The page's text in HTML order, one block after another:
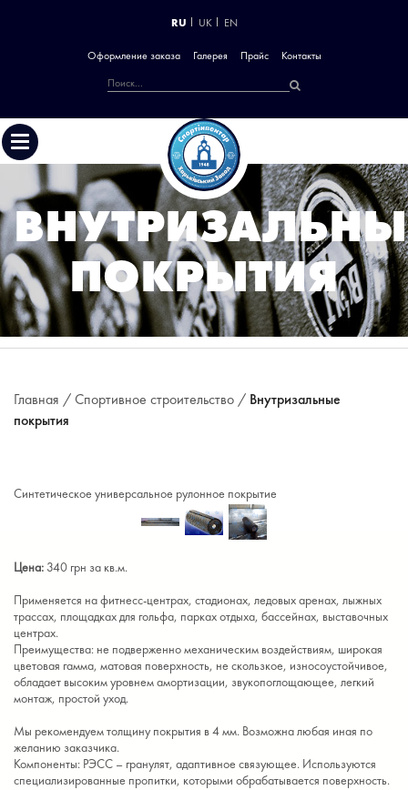
RU UK EN
Оформление заказа Галерея Прайс Контакты
ПОКРЫТИЯ
Главная /Спортивное строительство / Внутризальные
покрытия
Синтетическое универсальное рулонное покрытие
Цена: 340 грн за кв.м.
Применяется на фитнесс-центрах, стадионах, ледовых аренах, лыжных
трассах, площадках для гольфа, парках отдыха, бассейнах, выставочных
центрах.
Преимущества: не подверженно механическим воздействиям, широкая
цветовая гамма, матовая поверхность, не скользкое, износоустойчивое,
обладает высоким уровнем амортизации, звукопоглощающее, легкий
монтаж, простой уход.
Мы рекомендуем толщину покрытия в 4 мм. Возможна любая иная по
желанию заказчика.
Компоненты: РЭСС – гранулят, адаптивное связующее. Используются
специализированные пропитки, которыми обрабатывается поверхность.